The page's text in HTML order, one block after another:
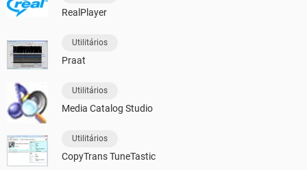
RealPlayer
Utilitários
Praat
Utilitários
Media Catalog Studio
Utilitários
CopyTrans TuneTastic